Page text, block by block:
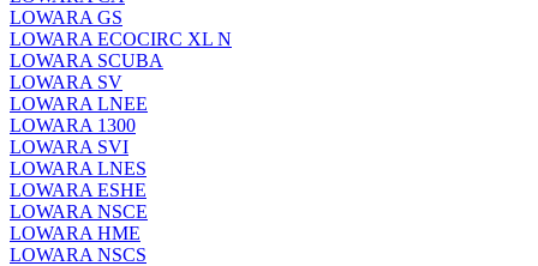
LOWARA GS
LOWARA ECOCIRC XL N
LOWARA SCUBA
LOWARA SV
LOWARA LNEE
LOWARA 1300
LOWARA SVI
LOWARA LNES
LOWARA ESHE
LOWARA NSCE
LOWARA HME
LOWARA NSCS